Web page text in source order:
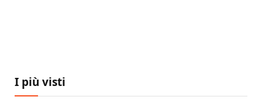
I più visti